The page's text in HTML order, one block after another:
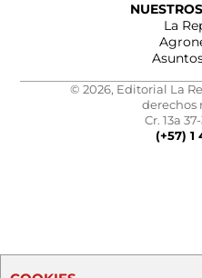
La
© 2026, Editorial La
derechos
Cr. 13a
(+57) 1